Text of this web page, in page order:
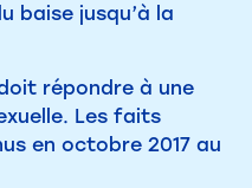
baise jusqu’à la
répondre à une
Les faits
en octobre 2017 au